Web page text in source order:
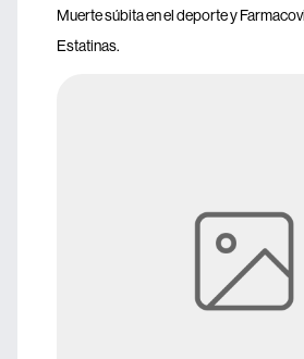
Muerte súbita en el deporte y
Estatinas.